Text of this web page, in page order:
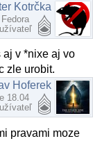
Kotrčka
Fedora
aj v *nixe aj vo
zle urobit.
Hoferek
18.04
pravami moze